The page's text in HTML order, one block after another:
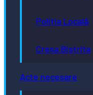
Poliția Locală
Creșa Bistrița
Acte necesare
Friendly
neutru
2035